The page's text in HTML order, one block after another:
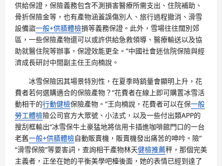
供給保證，保險義務包含不測損害醫療所需支出、住院補助、
骨折保險金等，也有產物涵蓋誤傷別人、旅行過程撤消、滑雪
設備盜一般+供膳體檢損等義務保證。此外，雪場往往闊別郊
區，一些保險產物還可以或許供給急救領導、醫療輸送以及協
助就醫住院等辦事，保證效能更全。”中國社會迷信院保險與經
濟成長研討中間副主任王向楠說。
冰雪保險因其場景特別性，在夏季時銷量會顯明上升，花
費者若何選購適合的保險產物？“花費者在線上即可購置冰雪活
動相干的行動健檢保險產物。”王向楠說，花費者可以在保一般
勞工體檢險公司官方大眾號、小法式，以及一些付出類APP的
搜刮框輸出“冰雪保牛土豪猛地將信用卡插進咖啡館門口的一台
老舊一般+供膳體檢自動販賣機，販賣機發出痛苦的呻吟。險”
“滑雪保險”等要害詞，查詢相干產物林天健檢推薦秤，那個完美
主義者，正坐在她的平衡美學吧檯後面，她的表情已經到達了